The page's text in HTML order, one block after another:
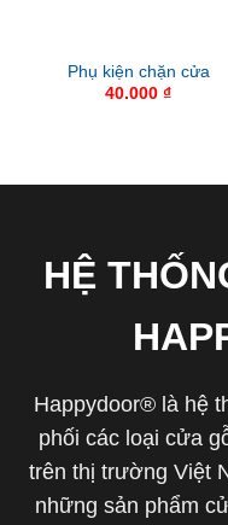
Phụ kiện chặn cửa
40.000 ₫
HỆ
Happydoor® là hệ
phối các loại cửa
trên thị trường Việt
những sản phẩm